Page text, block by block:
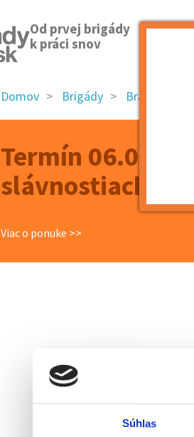
Súhlas
Od prvej brigády
k práci snov
Domov Brigády Bratislavský
Termín 06.07.
slávnostiach
Viac o ponuke >>